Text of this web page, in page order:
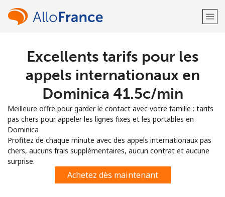
Bienvenue!
Vous avez déjà un compte?
S'enregistrer avec
ou
Excellents tarifs pour les
appels internationaux en
Dominica ⁦41.5c⁩/min
Meilleure offre pour garder le contact avec votre famille : tarifs
pas chers pour appeler les lignes fixes et les portables en
Dominica
Profitez de chaque minute avec des appels internationaux pas
chers, aucuns frais supplémentaires, aucun contrat et aucune
surprise.
Achetez dès maintenant